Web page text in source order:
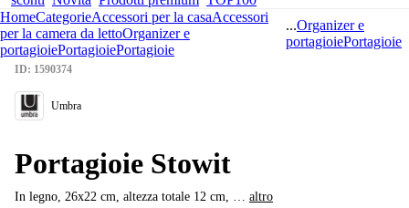
HomeCategorieAccessori per la casaAccessori
per la camera da lettoOrganizer e
portagioiePortagioiePortagioie
...Organizer e
portagioiePortagioie
ID: 1590374
Umbra
Portagioie Stowit
In legno, 26x22 cm, altezza totale 12 cm, … altro